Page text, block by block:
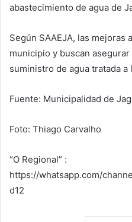
abastecimiento de agua de
Según SAAEJA, las mejoras
municipio y buscan
suministro de agua tratada a
Fuente: Municipalidad de
Foto: Thiago Carvalho
“O Regional” :
https://whatsapp.com/
d12